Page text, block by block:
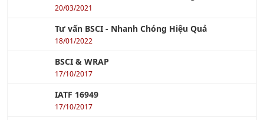
Tư vấn GMP - Good Manufacturing Practices
Tư vấn BSCI - Nhanh Chóng Hiệu Quả
BSCI & WRAP
17/10/2017